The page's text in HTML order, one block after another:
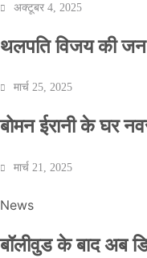
अक्टूबर 4, 2025
थलपति विजय की
मार्च 25, 2025
बोमन ईरानी के घर
मार्च 21, 2025
News
बॉलीवुड के बाद अब